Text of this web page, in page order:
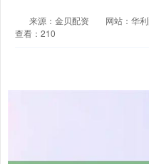
来源：金贝配资 网站：华
查看：210